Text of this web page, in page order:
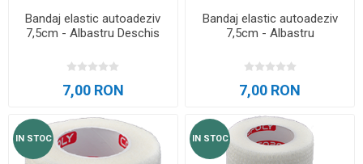
Bandaj elastic autoadeziv
7,5cm - Albastru Deschis
7,00 RON
Bandaj elastic autoadeziv
7,5cm - Albastru
7,00 RON
IN STOC IN STOC